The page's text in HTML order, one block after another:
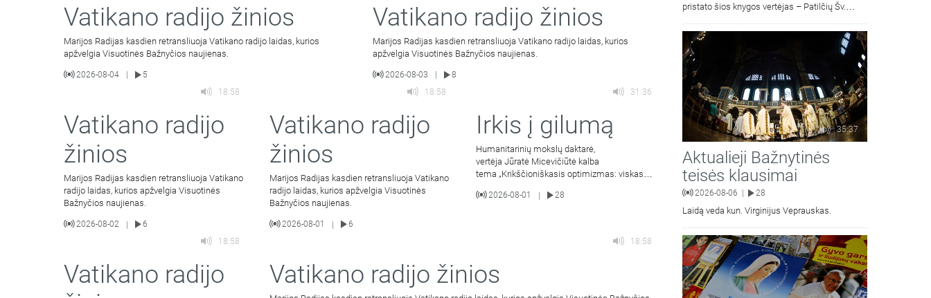
Vatikano radijo žinios
Marijos Radijas kasdien retransliuoja Vatikano radijo laidas, kurios
apžvelgia Visuotinės Bažnyčios naujienas.
2026-08-04 5
Vatikano radijo žinios
Marijos Radijas kasdien retransliuoja Vatikano radijo laidas, kurios
apžvelgia Visuotinės Bažnyčios naujienas.
2026-08-03
8
18:58
Vatikano radijo
žinios
Marijos Radijas kasdien retransliuoja Vatikano
radijo laidas, kurios apžvelgia Visuotinės
Bažnyčios naujienas.
2026-08-02 | 6
18:58
Vatikano radijo
žinios
Marijos Radijas kasdien retransliuoja Vatikano
radijo laidas, kurios apžvelgia Visuotinės
Bažnyčios naujienas.
2026-08-01 | 6
31:36
Irkis į gilumą
Humanitarinių mokslų daktarė,
vertėja Jūratė Micevičiūtė kalba
tema „Krikščioniškasis optimizmas: viskas
2026-08-01 | 28
18:58
Vatikano radijo
18:58
Vatikano radijo žinios
pristato šios knygos vertėjas – Patilčių Šv.
moralinės teologijos dr. Algirdas Petras
35:37
Aktualieji Bažnytinės
teisės klausimai
2026-08-06 28
Laidą veda kun. Virginijus Veprauskas.